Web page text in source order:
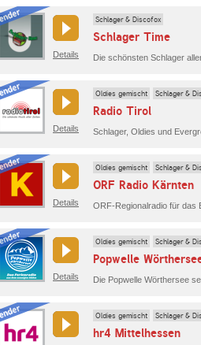
Details
Schlager & Discofox
Schlager Time
Details
Oldies gemischt Schlager &
Radio Tirol
Details
Oldies gemischt Schlager &
ORF Radio Kärnten
Details
Oldies gemischt Schlager &
Popwelle
Oldies gemischt Schlager &
hr4 Mittelhessen